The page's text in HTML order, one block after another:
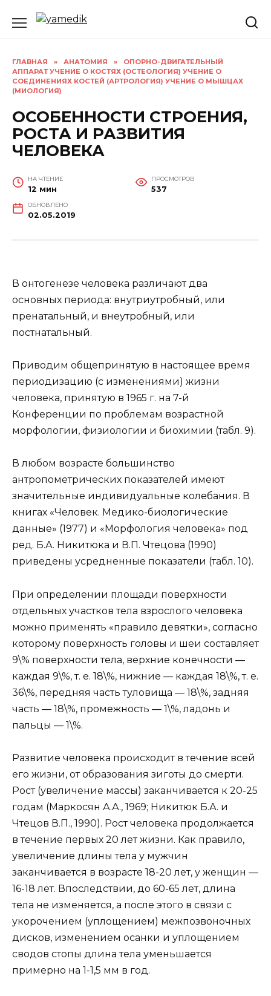
ГЛАВНАЯ » АНАТОМИЯ »
ОПОРНО-ДВИГАТЕЛЬНЫЙ
АППАРАТ УЧЕНИЕ О КОСТЯХ (ОСТЕОЛОГИЯ) УЧЕНИЕ О
СОЕДИНЕНИЯХ КОСТЕЙ (АРТРОЛОГИЯ) УЧЕНИЕ О МЫШЦАХ
(МИОЛОГИЯ)
ОСОБЕННОСТИ СТРОЕНИЯ,
РОСТА И РАЗВИТИЯ
ЧЕЛОВЕКА
НА ЧТЕНИЕ
12 мин
ПРОСМОТРОВ
537
ОБНОВЛЕНО
02.05.2019
В онтогенезе человека различают два
основных периода: внутриутробный, или
пренатальный, и внеутробный, или
постнатальный.
Приводим общепринятую в настоящее время
периодизацию (с изменениями) жизни
человека, принятую в 1965 г. на 7-й
Конференции по проблемам возрастной
морфологии, физиологии и биохимии (табл. 9).
В любом возрасте большинство
антропометрических показателей имеют
значительные индивидуальные колебания. В
книгах «Человек. Медико-биологические
данные» (1977) и «Морфология человека» под
ред. Б.А. Никитюка и В.П. Чтецова (1990)
приведены усредненные показатели (табл. 10).
При определении площади поверхности
отдельных участков тела взрослого человека
можно применять «правило девятки», согласно
которому поверхность головы и шеи составляет
9\% поверхности тела, верхние конечности —
каждая 9\%, т. е. 18\%, нижние — каждая 18\%, т. е.
36\%, передняя часть туловища — 18\%, задняя
часть — 18\%, промежность — 1\%, ладонь и
пальцы — 1\%.
Развитие человека происходит в течение всей
его жизни, от образования зиготы до смерти.
Рост (увеличение массы) заканчивается к 20-25
годам (Маркосян А.А., 1969; Никитюк Б.А. и
Чтецов В.П., 1990). Рост человека продолжается
в течение первых 20 лет жизни. Как правило,
увеличение длины тела у мужчин
заканчивается в возрасте 18-20 лет, у женщин —
16-18 лет. Впоследствии, до 60-65 лет, длина
тела не изменяется, а после этого в связи с
укорочением (уплощением) межпозвоночных
дисков, изменением осанки и уплощением
сводов стопы длина тела уменьшается
примерно на 1-1,5 мм в год.